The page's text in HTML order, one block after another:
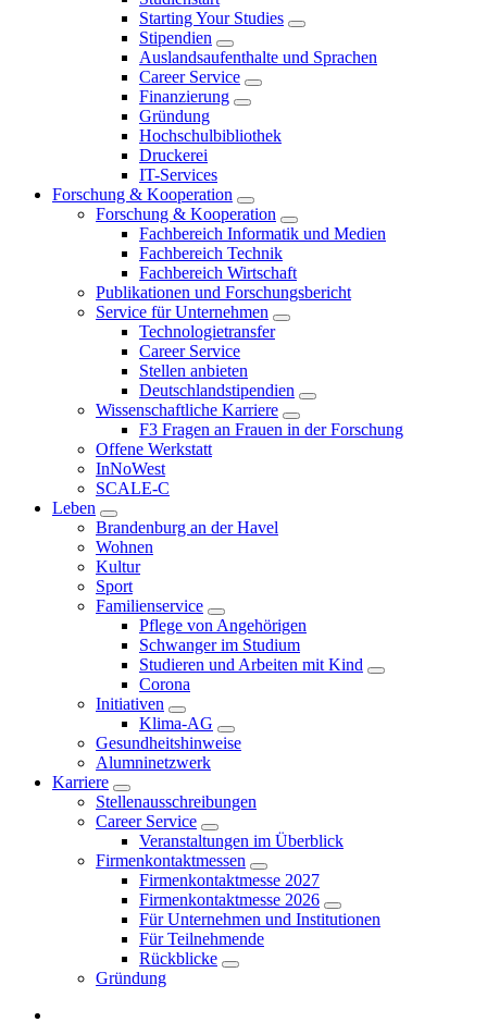
Starting Your Studies
Stipendien
Auslandsaufenthalte und Sprachen
Career Service
Finanzierung
Gründung
Hochschulbibliothek
Druckerei
IT-Services
Forschung & Kooperation
Forschung & Kooperation
Fachbereich Informatik und Medien
Fachbereich Technik
Fachbereich Wirtschaft
Publikationen und Forschungsbericht
Service für Unternehmen
Technologietransfer
Career Service
Stellen anbieten
Deutschlandstipendien
Wissenschaftliche Karriere
F3 Fragen an Frauen in der Forschung
Offene Werkstatt
InNoWest
SCALE-C
Leben
Brandenburg an der Havel
Wohnen
Kultur
Sport
Familienservice
Pflege von Angehörigen
Schwanger im Studium
Studieren und Arbeiten mit Kind
Corona
Initiativen
Klima-AG
Gesundheitshinweise
Alumninetzwerk
Karriere
Stellenausschreibungen
Career Service
Veranstaltungen im Überblick
Firmenkontaktmessen
Firmenkontaktmesse 2027
Firmenkontaktmesse 2026
Für Unternehmen und Institutionen
Für Teilnehmende
Rückblicke
Gründung